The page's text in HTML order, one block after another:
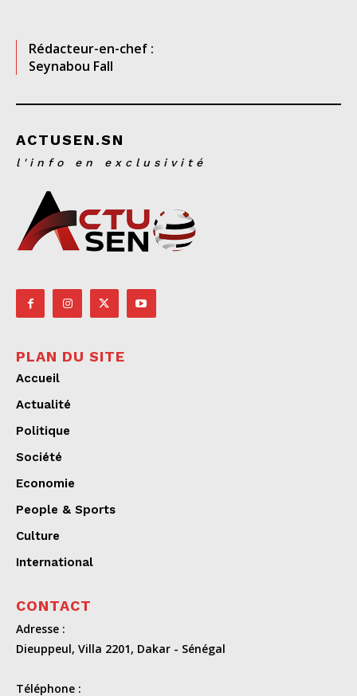
Rédacteur-en-chef :
Seynabou Fall
ACTUSEN.SN
l'info en exclusivité
PLAN DU SITE
Accueil
Actualité
Politique
Société
Economie
People & Sports
Culture
International
CONTACT
Adresse :
Dieuppeul, Villa 2201, Dakar - Sénégal
Téléphone :